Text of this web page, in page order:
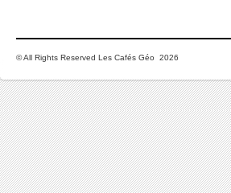
© All Rights Reserved Les Cafés Géo 2026